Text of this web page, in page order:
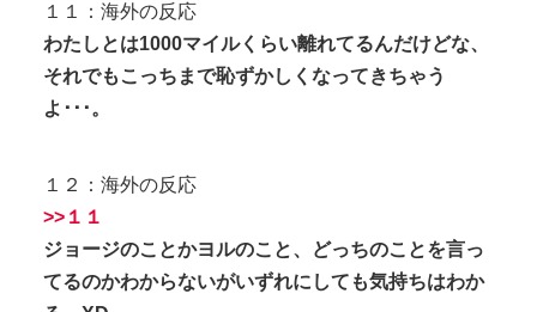
１１：海外の反応
わたしとは1000マイルくらい離れてるんだけどな、
それでもこっちまで恥ずかしくなってきちゃう
よ･･･。
１２：海外の反応
>>１１
ジョージのことかヨルのこと、どっちのことを言っ
てるのかわからないがいずれにしても気持ちはわか